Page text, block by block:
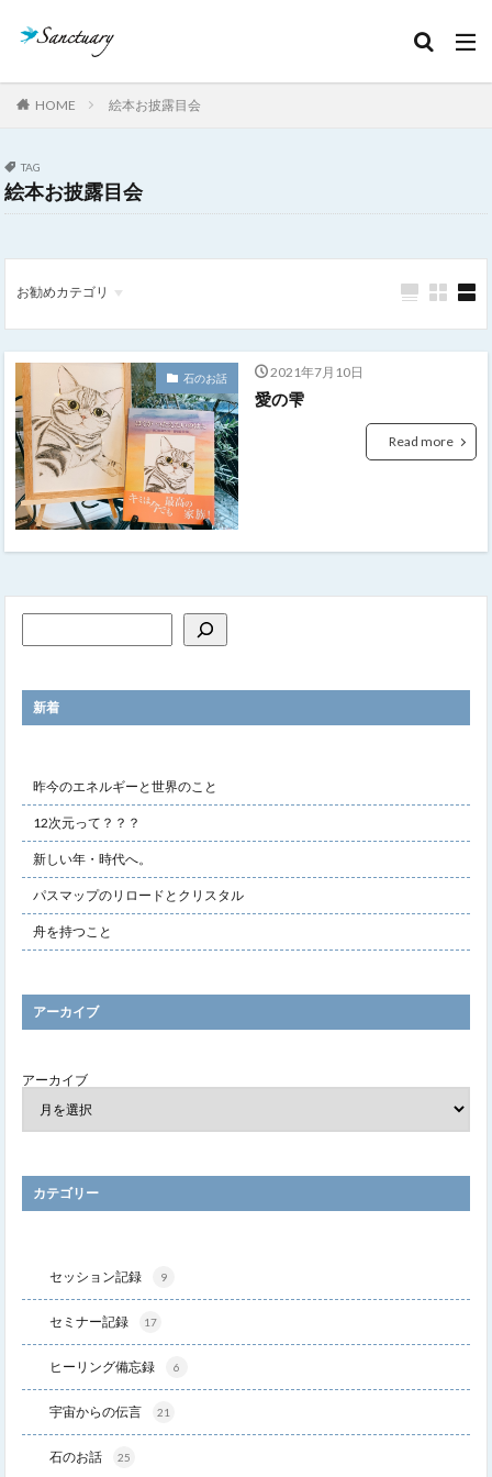
HOME 絵本お披露目会
TAG
絵本お披露目会
お勧めカテゴリ
石のお話
魂の声
宇宙からの伝言
石のお話 2021年7月10日
愛の雫
Read more
新着
昨今のエネルギーと世界のこと
12次元って？？？
新しい年・時代へ。
パスマップのリロードとクリスタル
舟を持つこと
アーカイブ
アーカイブ
カテゴリー
セッション記録 9
セミナー記録 17
ヒーリング備忘録 6
宇宙からの伝言 21
石のお話 25
カテゴリー
クリスタルあれこれ